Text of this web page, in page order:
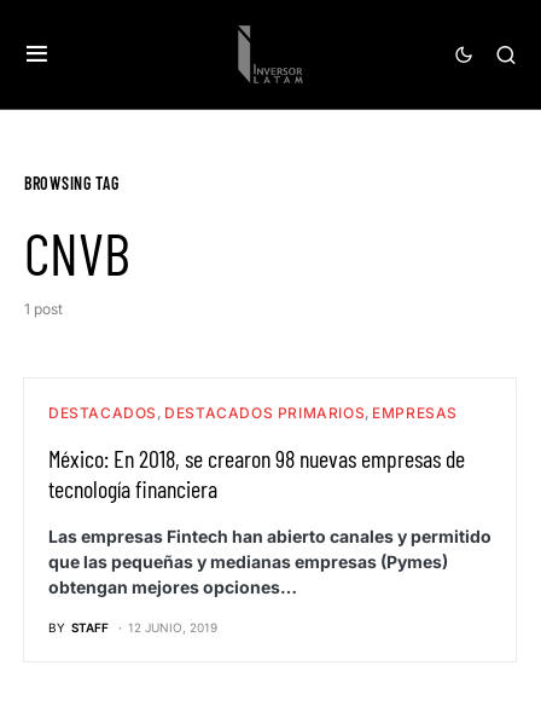
BROWSING TAG
CNVB
1 post
DESTACADOS DESTACADOS PRIMARIOS EMPRESAS
México: En 2018, se crearon 98 nuevas empresas de
tecnología financiera
Las empresas Fintech han abierto canales y permitido
que las pequeñas y medianas empresas (Pymes)
obtengan mejores opciones…
BY STAFF 12 JUNIO, 2019